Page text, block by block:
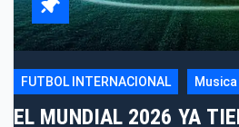
FUTBOL INTERNACIONAL Musica
EL MUNDIAL 2026 YA